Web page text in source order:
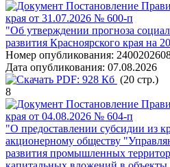
Постановление
края от 31.07.2026 № 600-п
"Об утверждении прогноза
развития Красноярского края на
Номер опубликования:
Дата опубликования: 07.08.2026
PDF: 928 Кб (20 стр.)
8
Постановление
края от 04.08.2026 № 604-п
"О предоставлении субсидии из
акционерному обществу
развития промышленных